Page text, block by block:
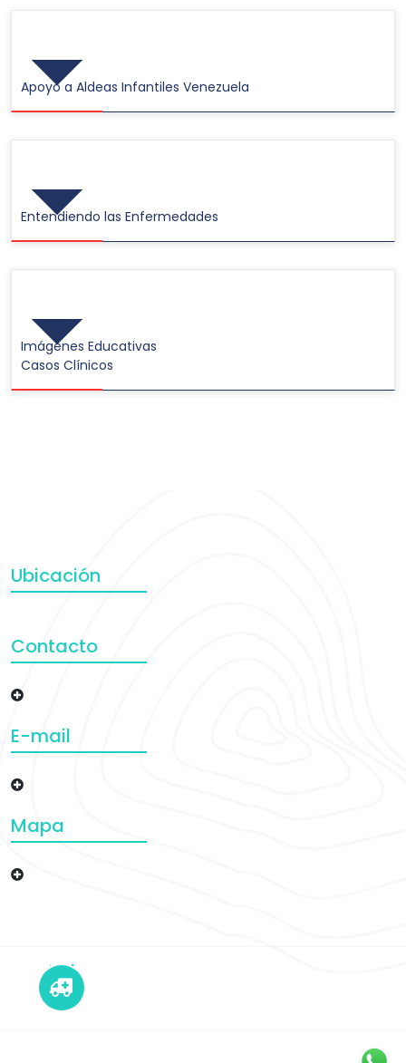
Apoyo a Aldeas Infantiles Venezuela
Entendiendo las Enfermedades
Imágenes Educativas
Casos Clínicos
Ubicación
Contacto
E-mail
Mapa